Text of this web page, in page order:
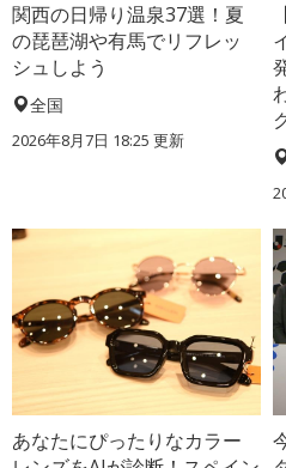
関西の日帰り温泉37選！夏
の琵琶湖や有馬でリフレッ
シュしよう
全国
2026年8月7日 18:25 更新
あなたにぴったりなカラー